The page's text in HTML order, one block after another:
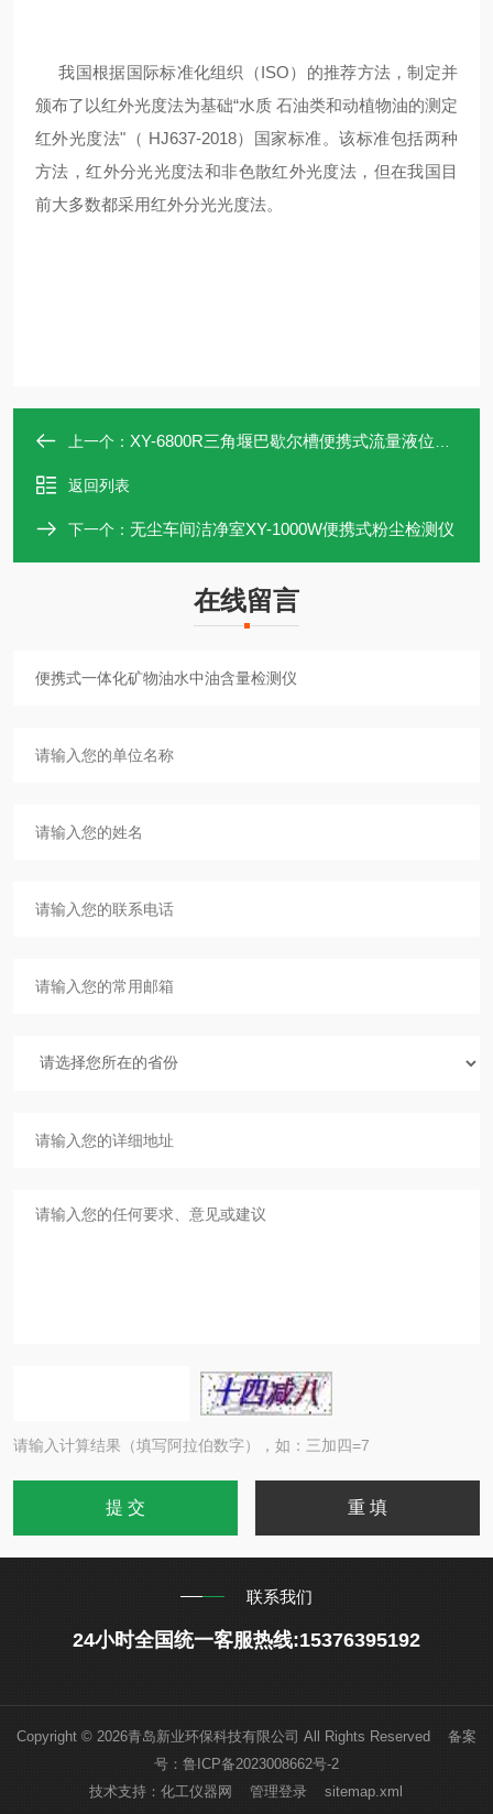
我国根据国际标准化组织（ISO）的推荐方法，制定并
颁布了以红外光度法为基础“水质 石油类和动植物油的测定
红外光度法"（ HJ637-2018）国家标准。该标准包括两种
方法，红外分光光度法和非色散红外光度法，但在我国目
前大多数都采用红外分光光度法。
上一个： XY-6800R三角堰巴歇尔槽便携式流量液位比对装置
返回列表
下一个： 无尘车间洁净室XY-1000W便携式粉尘检测仪
在线留言
请输入计算结果（填写阿拉伯数字），如：三加四=7
联系我们
24小时全国统一客服热线:15376395192
Copyright © 2026青岛新业环保科技有限公司 All Rights Reserved 备案
号： 鲁ICP备2023008662号-2
技术支持：化工仪器网 管理登录 sitemap.xml